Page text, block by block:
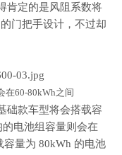
肯定的是风阻系数将
门把手设计，不过却
在60-80kWh之间
础款车型将会搭载容
电池组容量则会在
容量为 80kWh 的电池